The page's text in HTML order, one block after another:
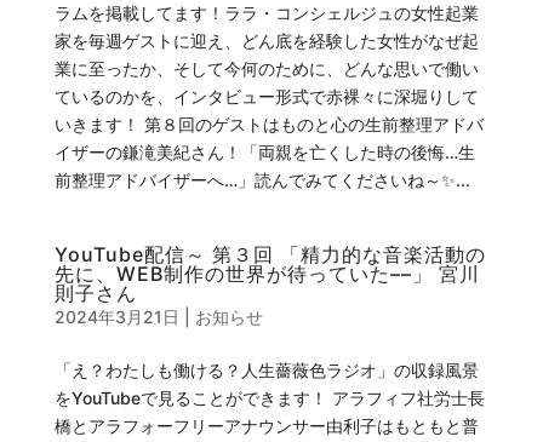
ラムを掲載してます！ララ・コンシェルジュの女性起業
家を毎週ゲストに迎え、どん底を経験した女性がなぜ起
業に至ったか、そして今何のために、どんな思いで働い
ているのかを、インタビュー形式で赤裸々に深堀りして
いきます！ 第８回のゲストはものと心の生前整理アドバ
イザーの鎌滝美紀さん！「両親を亡くした時の後悔…生
前整理アドバイザーへ…」読んでみてくださいね～✨...
YouTube配信～ 第３回 「精力的な音楽活動の
先に、WEB制作の世界が待っていた––」 宮川
則子さん
2024年3月21日 お知らせ
「え？わたしも働ける？人生薔薇色ラジオ」の収録風景
をYouTubeで見ることができます！ アラフィフ社労士長
橋とアラフォーフリーアナウンサー由利子はもともと普